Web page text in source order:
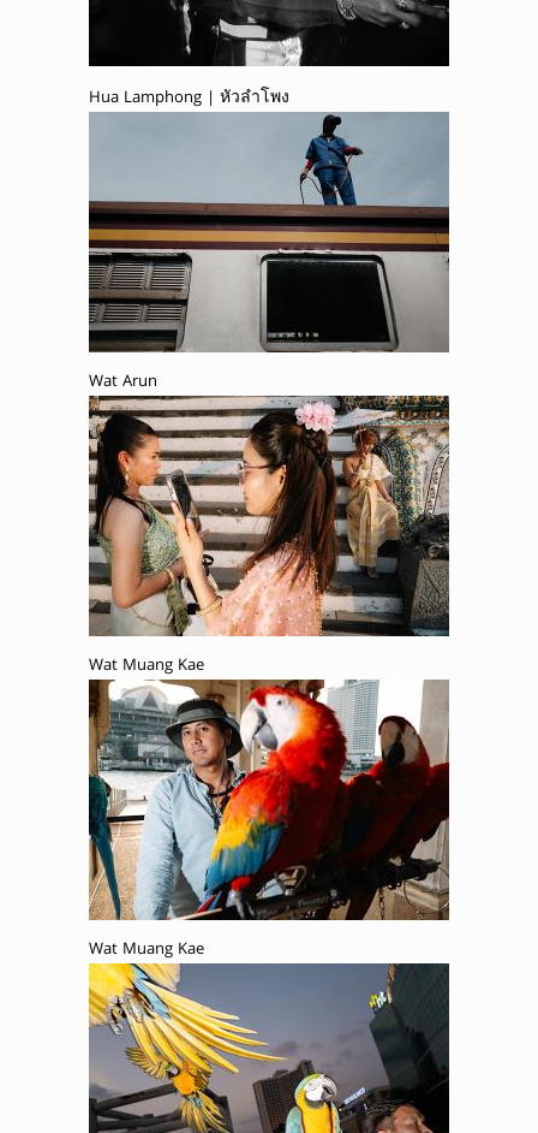
Hua Lamphong | หัวลำโพง
Wat Arun
Wat Muang Kae
Wat Muang Kae